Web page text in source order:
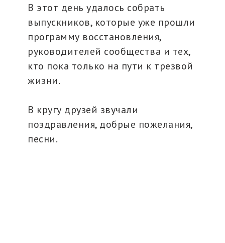
В этот день удалось собрать
выпускников, которые уже прошли
программу восстановления,
руководителей сообщества и тех,
кто пока только на пути к трезвой
жизни.
В кругу друзей звучали
поздравления, добрые пожелания,
песни.